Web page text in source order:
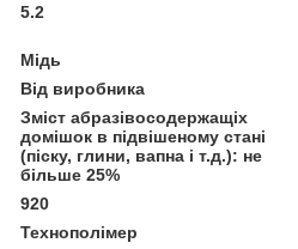
5.2
Мідь
Від виробника
Зміст абразівосодержащіх
домішок в підвішеному стані
(піску, глини, вапна і т.д.): не
більше 25%
920
Технополімер